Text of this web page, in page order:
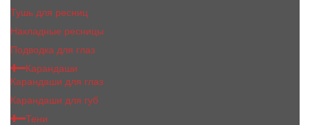
Тушь для ресниц
Накладные ресницы
Подводка для глаз
Карандаши
Карандаши для глаз
Карандаши для губ
Тени